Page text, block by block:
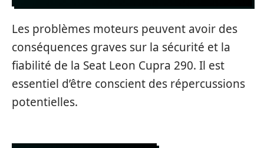
Les problèmes moteurs peuvent avoir des
conséquences graves sur la sécurité et la
fiabilité de la Seat Leon Cupra 290. Il est
essentiel d’être conscient des répercussions
potentielles.